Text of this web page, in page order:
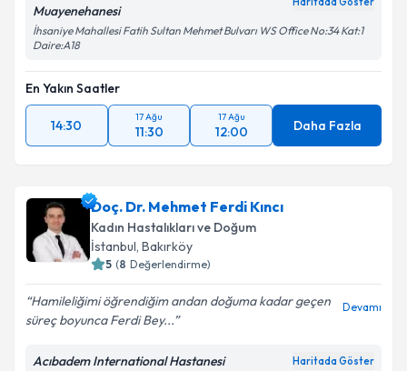
Muayenehanesi
İhsaniye Mahallesi Fatih Sultan Mehmet Bulvarı WS Office No:34 Kat:1
Daire:A18
En Yakın Saatler
14:30
17 Ağu
11:30
17 Ağu
12:00 Daha Fazla
Doç. Dr. Mehmet Ferdi Kıncı
Kadın Hastalıkları ve Doğum
İstanbul, Bakırköy
5 (8 Değerlendirme)
Hamileliğimi öğrendiğim andan doğuma kadar geçen
süreç boyunca Ferdi Bey...
Devamı
Acıbadem International Hastanesi Haritada Göster